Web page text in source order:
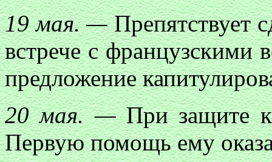
19 мая. —Препятствует
встрече с французскими
предложение
20 мая. —При защите
Первую помощь ему